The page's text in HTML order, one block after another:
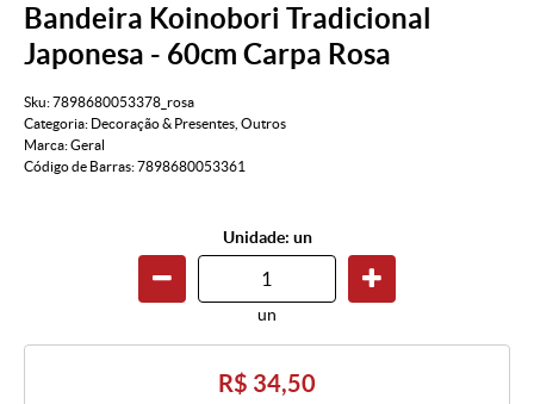
Bandeira Koinobori Tradicional
Japonesa - 60cm Carpa Rosa
Sku:7898680053378_rosa
Categoria: Decoração & Presentes Outros
Marca:Geral
Código de Barras:7898680053361
Unidade: un
un
R$ 34,50